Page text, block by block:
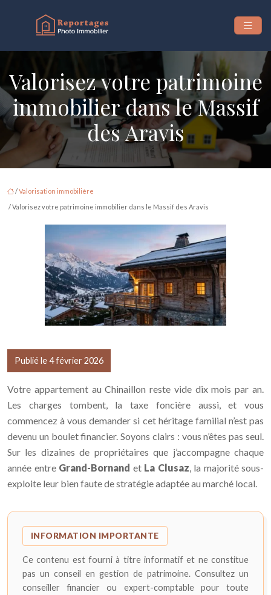
Valorisez votre patrimoine
immobilier dans le Massif
des Aravis
/Valorisation immobilière
/ Valorisez votre patrimoine immobilier dans le Massif des Aravis
Publié le 4 février 2026
Votre appartement au Chinaillon reste vide dix mois par an.
Les charges tombent, la taxe foncière aussi, et vous
commencez à vous demander si cet héritage familial n’est pas
devenu un boulet financier. Soyons clairs : vous n’êtes pas seul.
Sur les dizaines de propriétaires que j’accompagne chaque
année entre Grand-Bornand et La Clusaz, la majorité sous-
exploite leur bien faute de stratégie adaptée au marché local.
INFORMATION IMPORTANTE
Ce contenu est fourni à titre informatif et ne constitue
pas un conseil en gestion de patrimoine. Consultez un
conseiller financier ou expert-comptable pour toute